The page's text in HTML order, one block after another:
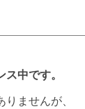
中です。
ませんが、